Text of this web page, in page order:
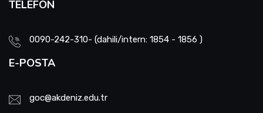
TELEFON
0090-242-310- (dahili/intern: 1854 - 1856 )
E-POSTA
goc@akdeniz.edu.tr